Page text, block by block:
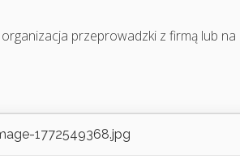
przeprowadzki z firmą lub na
1772549368.jpg